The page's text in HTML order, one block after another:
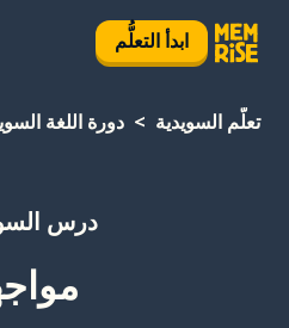
ابدأ التعلُّم
تعلَّم السويدية دورة اللغة
درس